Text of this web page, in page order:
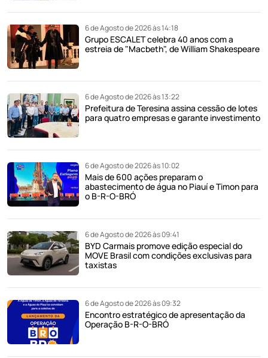
6 de Agosto de 2026 às 14:18
Grupo ESCALET celebra 40 anos com a
estreia de "Macbeth", de William Shakespeare
6 de Agosto de 2026 às 13:22
Prefeitura de Teresina assina cessão de lotes
para quatro empresas e garante investimento
6 de Agosto de 2026 às 10:02
Mais de 600 ações preparam o
abastecimento de água no Piauí e Timon para
o B-R-O-BRÓ
6 de Agosto de 2026 às 09:41
BYD Carmais promove edição especial do
MOVE Brasil com condições exclusivas para
taxistas
6 de Agosto de 2026 às 09:32
Encontro estratégico de apresentação da
Operação B-R-O-BRÓ